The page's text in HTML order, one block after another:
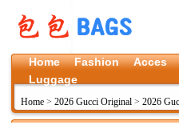
Home Fashion Acces
Luggage
Home > 2026 Gucci Original > 2026